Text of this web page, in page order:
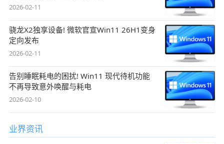
2026-02-11
骁龙X2独享设备! 微软官宣Win11 26H1变身
定向发布
2026-02-11
告别睡眠耗电的困扰! Win11 现代待机功能
不再导致意外唤醒与耗电
2026-02-10
业界资讯